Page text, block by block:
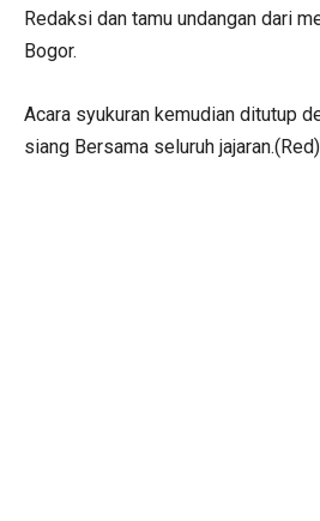
Redaksi dan tamu undangan dari
Bogor.
Acara syukuran kemudian ditutup
siang Bersama seluruh jajaran.(Red)